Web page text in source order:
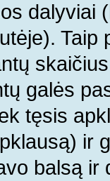
dalyviai
galės
tęsis
ir
balsą ir